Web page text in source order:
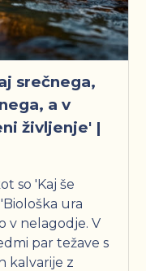
srečnega,
a v
življenje' |
so 'Kaj še
ura
v nelagodje. V
par težave s
kalvarije z